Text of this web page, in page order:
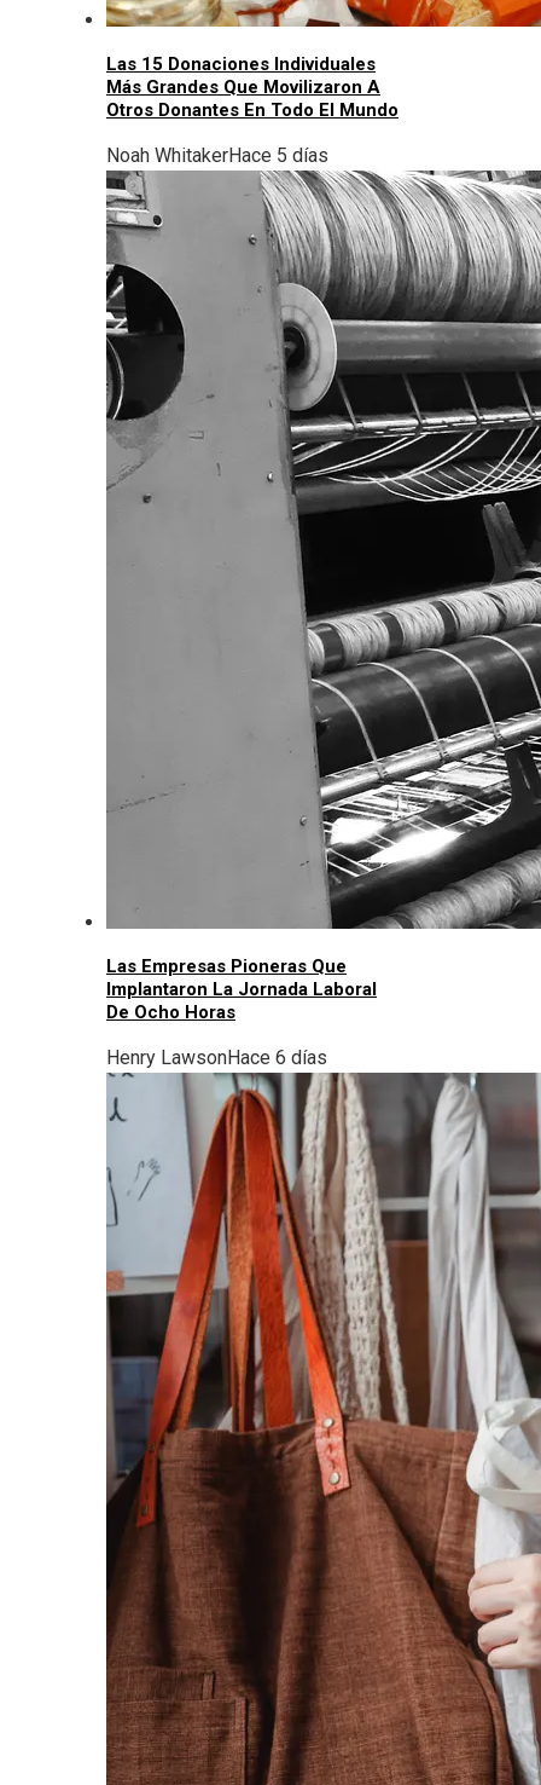
Las 15 Donaciones Individuales
Más Grandes Que Movilizaron A
Otros Donantes En Todo El Mundo
Noah WhitakerHace 5 días
Las Empresas Pioneras Que
Implantaron La Jornada Laboral
De Ocho Horas
Henry LawsonHace 6 días